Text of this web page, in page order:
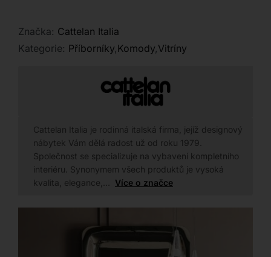
Značka: Cattelan Italia
Kategorie: Příborníky,Komody,Vitríny
Cattelan Italia je rodinná italská firma, jejíž designový
nábytek Vám dělá radost už od roku 1979.
Společnost se specializuje na vybavení kompletního
interiéru. Synonymem všech produktů je vysoká
kvalita, elegance,… Více o značce